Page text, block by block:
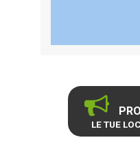
LE TUE